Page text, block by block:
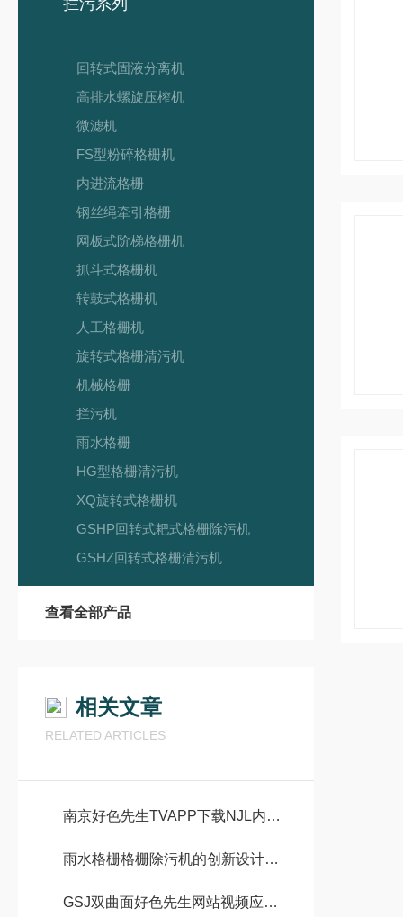
拦污系列
回转式固液分离机
高排水螺旋压榨机
微滤机
FS型粉碎格栅机
内进流格栅
钢丝绳牵引格栅
网板式阶梯格栅机
抓斗式格栅机
转鼓式格栅机
人工格栅机
旋转式格栅清污机
机械格栅
拦污机
雨水格栅
HG型格栅清污机
XQ旋转式格栅机
GSHP回转式耙式格栅除污机
GSHZ回转式格栅清污机
查看全部产品
相关文章
RELATED ARTICLES
南京好色先生TVAPP下载NJL内进流格栅的性能特点与日常维护
雨水格栅格栅除污机的创新设计与应用
GSJ双曲面好色先生网站视频应用与选型